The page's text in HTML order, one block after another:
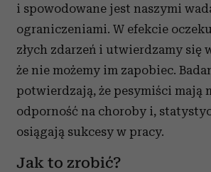
i spowodowane jest naszymi
ograniczeniami. W efekcie
złych zdarzeń i utwierdzamy się
że nie możemy im zapobiec.
potwierdzają, że pesymiści mają
odporność na choroby i,
osiągają sukcesy w pracy.
Jak to zrobić?